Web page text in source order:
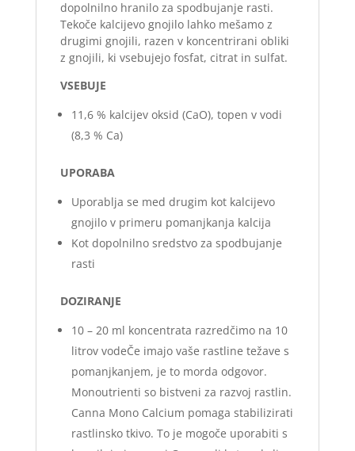
dopolnilno hranilo za spodbujanje rasti.
Tekoče kalcijevo gnojilo lahko mešamo z
drugimi gnojili, razen v koncentrirani obliki
z gnojili, ki vsebujejo fosfat, citrat in sulfat.
VSEBUJE
11,6 % kalcijev oksid (CaO), topen v vodi
(8,3 % Ca)
UPORABA
Uporablja se med drugim kot kalcijevo
gnojilo v primeru pomanjkanja kalcija
Kot dopolnilno sredstvo za spodbujanje
rasti
DOZIRANJE
10 – 20 ml koncentrata razredčimo na 10
litrov vodeČe imajo vaše rastline težave s
pomanjkanjem, je to morda odgovor.
Monoutrienti so bistveni za razvoj rastlin.
Canna Mono Calcium pomaga stabilizirati
rastlinsko tkivo. To je mogoče uporabiti s